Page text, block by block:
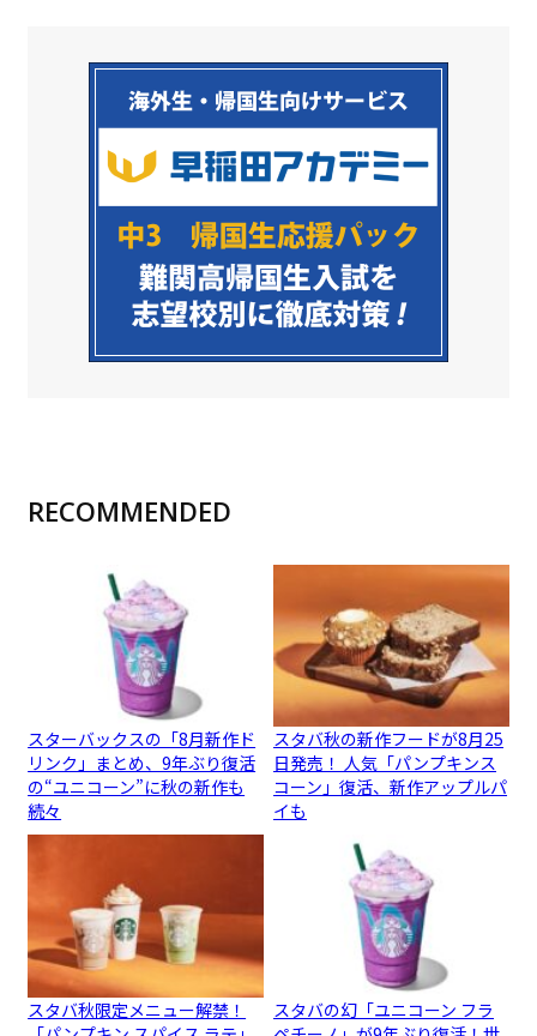
RECOMMENDED
スターバックスの「8月新作ド
リンク」まとめ、9年ぶり復活
の“ユニコーン”に秋の新作も
続々
スタバ秋の新作フードが8月25
日発売！ 人気「パンプキンス
コーン」復活、新作アップルパ
イも
スタバ秋限定メニュー解禁！
スタバの幻「ユニコーン フラ